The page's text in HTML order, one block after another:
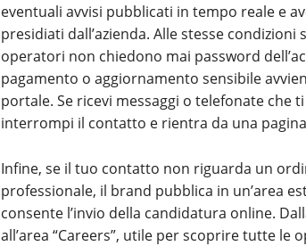
eventuali avvisi pubblicati in tempo reale e
presidiati dall’azienda. Alle stesse condizioni
operatori non chiedono mai password
pagamento o aggiornamento sensibile
portale. Se ricevi messaggi o telefonate che
interrompi il contatto e rientra da una
Infine, se il tuo contatto non riguarda un
professionale, il brand pubblica in un’area
consente l’invio della candidatura online.
all’area “Careers”, utile per scoprire tutte le